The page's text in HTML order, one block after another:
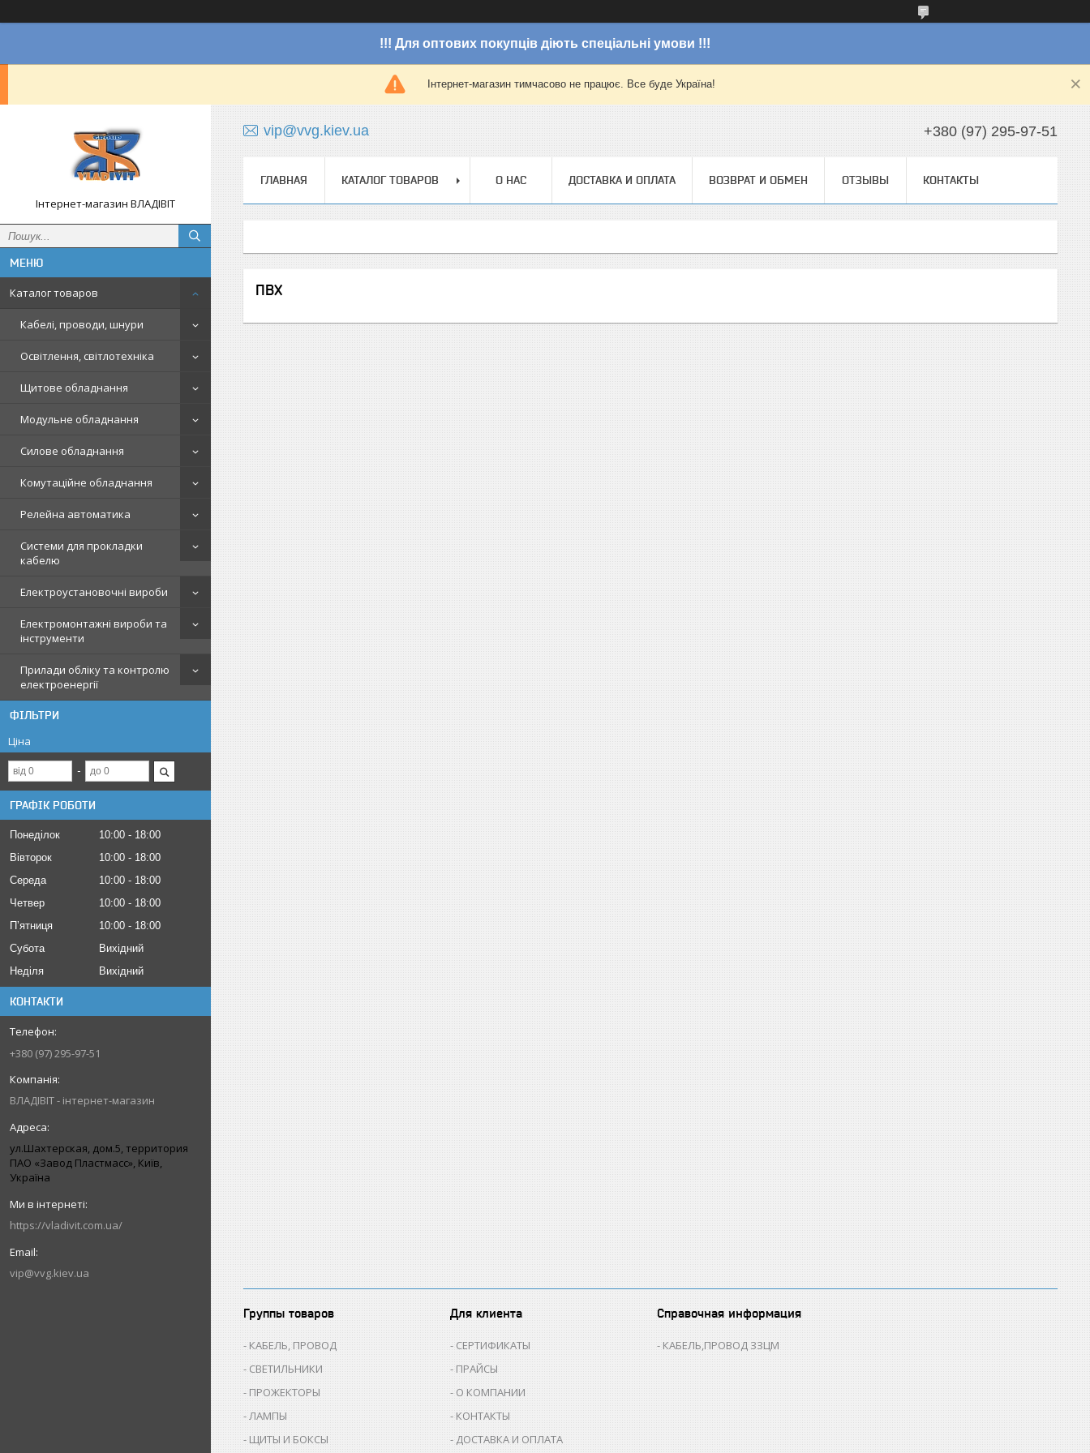
!!! Для оптових покупців діють спеціальні умови !!!
Інтернет-магазин тимчасово не працює. Все буде Україна!
Інтернет-магазин ВЛАДІВІТ
Каталог товаров
Кабелі, проводи, шнури
Освітлення, світлотехніка
Щитове обладнання
Модульне обладнання
Силове обладнання
Комутаційне обладнання
Релейна автоматика
Системи для прокладки
кабелю
Електроустановочні вироби
Електромонтажні вироби та
інструменти
Прилади обліку та контролю
електроенергії
ФІЛЬТРИ
Ціна
ГРАФІК РОБОТИ
Понеділок 10:00
18:00
Вівторок
10:00
18:00
Середа
10:00
18:00
Четвер
10:00
18:00
Пʼятниця
10:00
18:00
Субота
Вихідний
Неділя
Вихідний
КОНТАКТИ
+380 (97) 295-97-51
ВЛАДІВІТ - інтернет-магазин
ул.Шахтерская, дом.5, территория
ПАО «Завод Пластмасс», Київ,
Україна
https://vladivit.com.ua/
vip@vvg.kiev.ua
vip@vvg.kiev.ua +380 (97) 295-97-51
ГЛАВНАЯ КАТАЛОГ ТОВАРОВ О НАС ДОСТАВКА И ОПЛАТА ВОЗВРАТ И ОБМЕН ОТЗЫВЫ КОНТАКТЫ
ПВХ
Группы товаров
КАБЕЛЬ, ПРОВОД
СВЕТИЛЬНИКИ
ПРОЖЕКТОРЫ
ЛАМПЫ
ЩИТЫ И БОКСЫ
Для клиента
СЕРТИФИКАТЫ
ПРАЙСЫ
О КОМПАНИИ
КОНТАКТЫ
ДОСТАВКА И ОПЛАТА
Справочная информация
КАБЕЛЬ,ПРОВОД ЗЗЦМ